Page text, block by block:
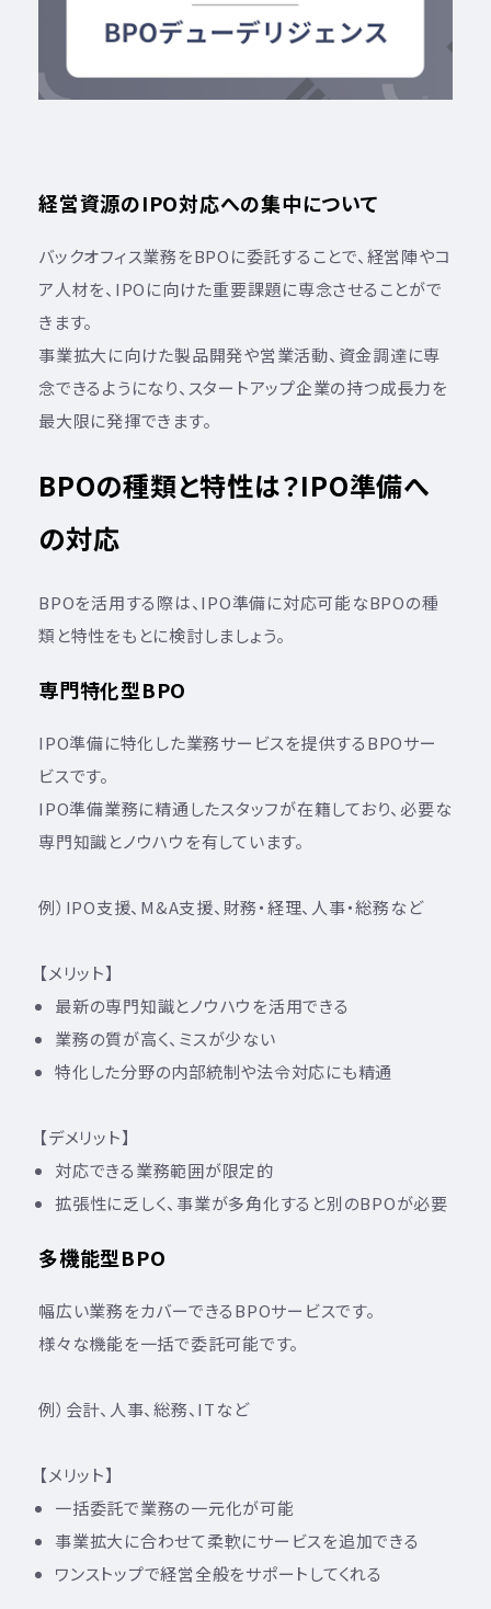
経営資源のIPO対応への集中について
バックオフィス業務をBPOに委託することで、経営陣やコ
ア人材を、IPOに向けた重要課題に専念させることがで
きます。
事業拡大に向けた製品開発や営業活動、資金調達に専
念できるようになり、スタートアップ企業の持つ成長力を
最大限に発揮できます。
BPOの種類と特性は？IPO準備へ
の対応
BPOを活用する際は、IPO準備に対応可能なBPOの種
類と特性をもとに検討しましょう。
専門特化型BPO
IPO準備に特化した業務サービスを提供するBPOサー
ビスです。
IPO準備業務に精通したスタッフが在籍しており、必要な
専門知識とノウハウを有しています。
例）IPO支援、M&A支援、財務・経理、人事・総務など
【メリット】
最新の専門知識とノウハウを活用できる
業務の質が高く、ミスが少ない
特化した分野の内部統制や法令対応にも精通
【デメリット】
対応できる業務範囲が限定的
拡張性に乏しく、事業が多角化すると別のBPOが必要
多機能型BPO
幅広い業務をカバーできるBPOサービスです。
様々な機能を一括で委託可能です。
例）会計、人事、総務、ITなど
【メリット】
一括委託で業務の一元化が可能
事業拡大に合わせて柔軟にサービスを追加できる
ワンストップで経営全般をサポートしてくれる